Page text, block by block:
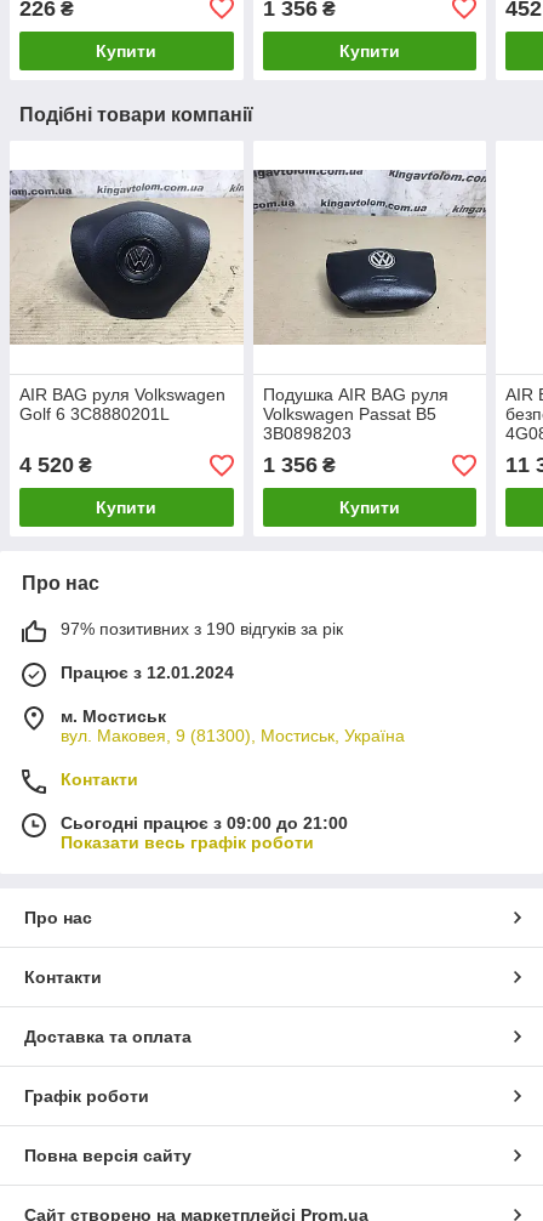
226 ₴
Купити
1 356₴
Купити
452
Подібні товари компанії
AIR BAG руля Volkswagen
Golf 6 3C8880201L
4 520 ₴
Купити
Подушка AIR BAG руля
Volkswagen Passat B5
3B0898203
1 356₴
Купити
AIR
11
Про нас
97% позитивних з 190 відгуків за рік
Працює з 12.01.2024
м. Мостиськ
вул. Маковея, 9 (81300), Мостиськ, Україна
Контакти
Сьогодні працює з 09:00 до 21:00
Показати весь графік роботи
Про нас
Контакти
Доставка та оплата
Графік роботи
Повна версія сайту
Сайт створено на маркетплейсі Prom.ua